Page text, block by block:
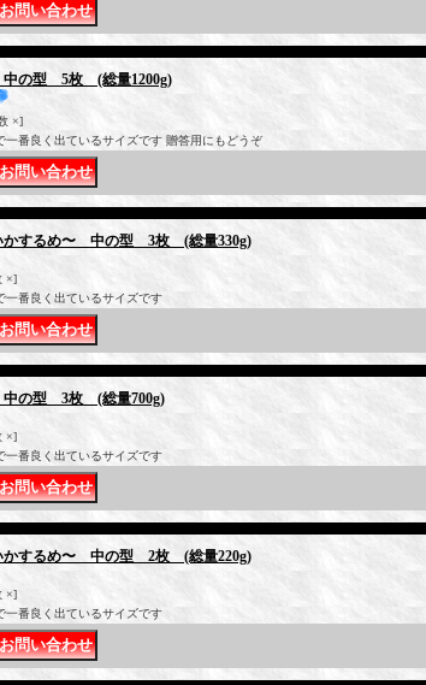
の型 5枚 (総量1200g)
×]
番良く出ているサイズです 贈答用にもどうぞ
かするめ〜 中の型 3枚 (総量330g)
×]
番良く出ているサイズです
の型 3枚 (総量700g)
×]
番良く出ているサイズです
かするめ〜 中の型 2枚 (総量220g)
×]
番良く出ているサイズです